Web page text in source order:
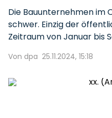
Die Bauunternehmen im
schwer. Einzig der
Zeitraum von Januar bis
Von dpa 25.11.2024, 15:18